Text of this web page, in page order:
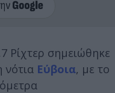
Ρίχτερ σημειώθηκε
Εύβοια, με το